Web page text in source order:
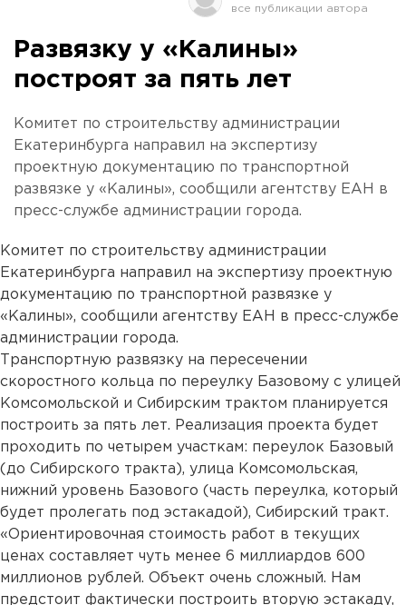
Развязку у «Калины»
построят за пять лет
Комитет по строительству администрации
Екатеринбурга направил на экспертизу
проектную документацию по транспортной
развязке у «Калины», сообщили агентству ЕАН в
пресс-службе администрации города.
Комитет по строительству администрации
Екатеринбурга направил на экспертизу проектную
документацию по транспортной развязке у
«Калины», сообщили агентству ЕАН в пресс-службе
администрации города.
Транспортную развязку на пересечении
скоростного кольца по переулку Базовому с улицей
Комсомольской и Сибирским трактом планируется
построить за пять лет. Реализация проекта будет
проходить по четырем участкам: переулок Базовый
(до Сибирского тракта), улица Комсомольская,
нижний уровень Базового (часть переулка, который
будет пролегать под эстакадой), Сибирский тракт.
«Ориентировочная стоимость работ в текущих
ценах составляет чуть менее 6 миллиардов 600
миллионов рублей. Объект очень сложный. Нам
предстоит фактически построить вторую эстакаду,